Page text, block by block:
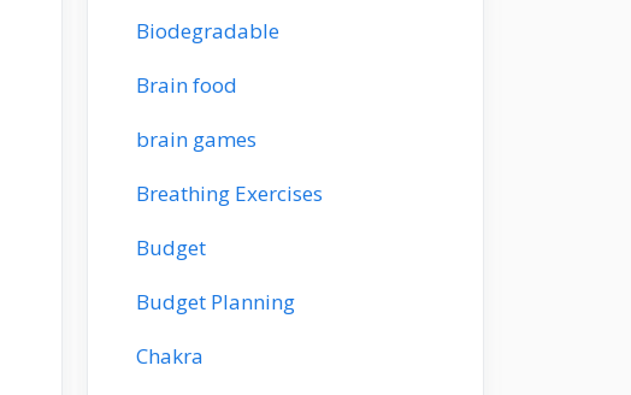
Biodegradable
Brain food
brain games
Breathing Exercises
Budget
Budget Planning
Chakra